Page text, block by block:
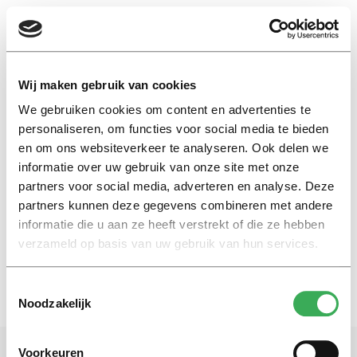
Wij maken gebruik van cookies
We gebruiken cookies om content en advertenties te
personaliseren, om functies voor social media te bieden
en om ons websiteverkeer te analyseren. Ook delen we
informatie over uw gebruik van onze site met onze
partners voor social media, adverteren en analyse. Deze
partners kunnen deze gegevens combineren met andere
informatie die u aan ze heeft verstrekt of die ze hebben
verzameld op basis van uw gebruik van hun services.
Noodzakelijk
Voorkeuren
EN
feministen
Nieuws
Vrouwen staan terughoudend
tegenover feminisme
14 januari 2016